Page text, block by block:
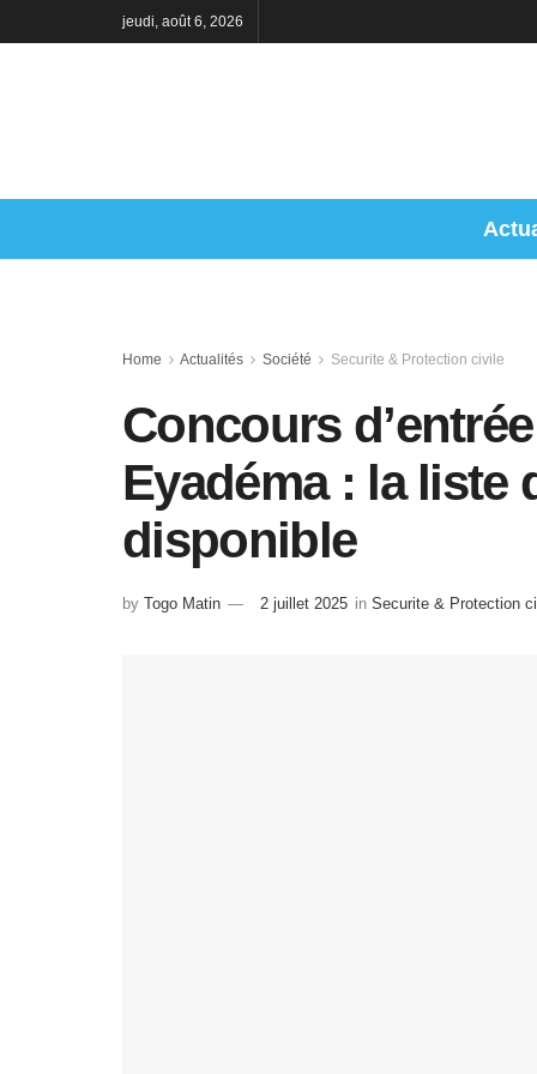
jeudi, août 6, 2026
Home Actualités Société Securite & Protection civile
Concours
Eyadéma : la liste
disponible
by Togo Matin 2 juillet 2025 in Securite & Protection